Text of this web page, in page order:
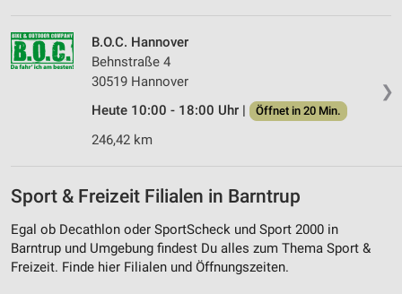
❯
B.O.C. Hannover
Behnstraße 4
30519 Hannover
Heute 10:00 - 18:00 Uhr |
Öffnet in 20 Min.
246,42 km
Sport & Freizeit Filialen in Barntrup
Egal ob Decathlon oder SportScheck und Sport 2000 in
Barntrup und Umgebung findest Du alles zum Thema Sport &
Freizeit. Finde hier Filialen und Öffnungszeiten.